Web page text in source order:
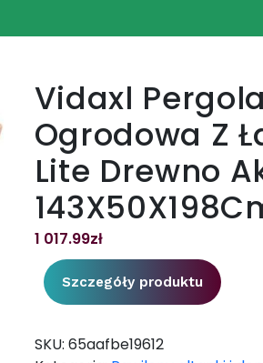
Vidaxl Pergola
Ogrodowa Z
Lite Drewno
1 017.99zł
Szczegóły produktu
SKU: 65aafbe19612